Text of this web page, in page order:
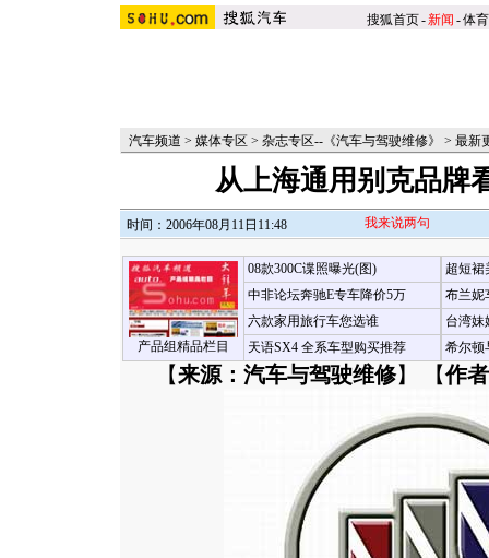
搜狐首页-新闻 -体育
汽车频道 > 媒体专区 > 杂志专区--《汽车与驾驶维修》 > 最新
从上海通用别克品牌
时间：2006年08月11日11:48 我来说两句
产品组精品栏目
08款300C谍照曝光(图)
中非论坛奔驰E专车降价5万
六款家用旅行车您选谁
天语SX4 全系车型购买推荐
超短裙
布兰妮
台湾妹
希尔顿
【来源：汽车与驾驶维修】 【作